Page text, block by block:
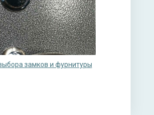
замков и фурнитуры